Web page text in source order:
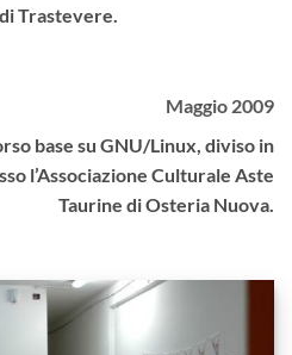
Trastevere.
Maggio 2009
base su GNU/Linux, diviso in
l’Associazione Culturale Aste
Taurine di Osteria Nuova.